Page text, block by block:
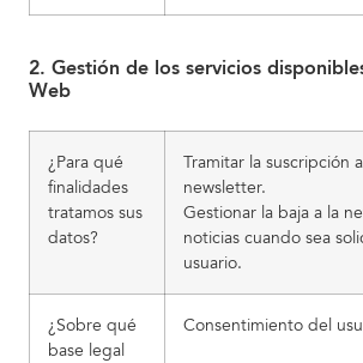
2. Gestión de los servicios
Web
¿Para qué
finalidades
tratamos sus
datos?
Tramitar la suscripción
newsletter.
Gestionar la baja a la
noticias cuando sea
usuario.
¿Sobre qué
base legal
Consentimiento del